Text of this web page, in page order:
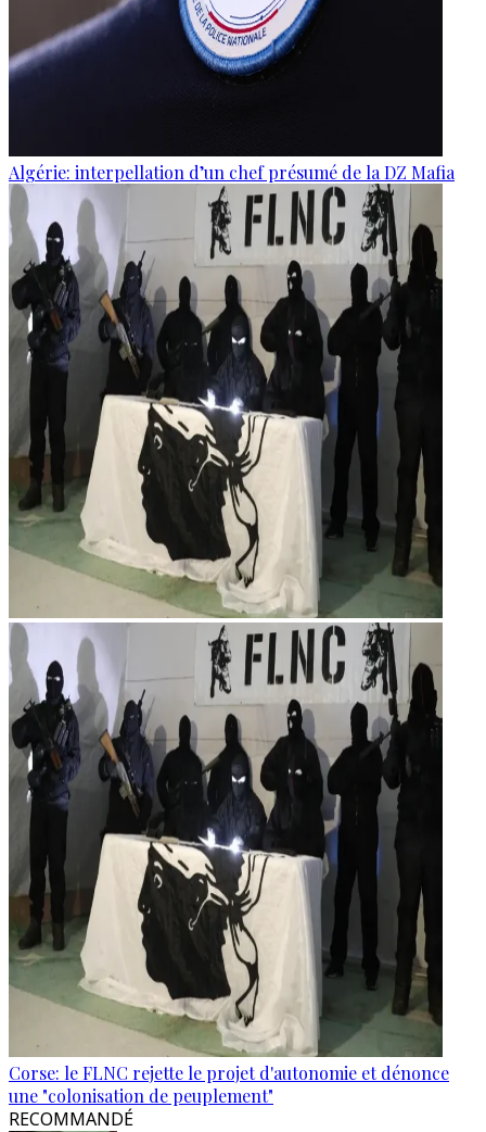
Algérie: interpellation d’un chef présumé de la DZ Mafia
Corse: le FLNC rejette le projet d'autonomie et dénonce
une "colonisation de peuplement"
RECOMMANDÉ